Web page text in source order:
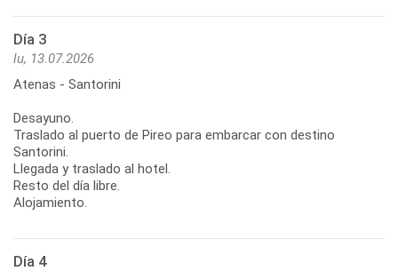
Día 3
lu, 13.07.2026
Atenas - Santorini
Desayuno.
Traslado al puerto de Pireo para embarcar con destino
Santorini.
Llegada y traslado al hotel.
Resto del día libre.
Alojamiento.
Día 4